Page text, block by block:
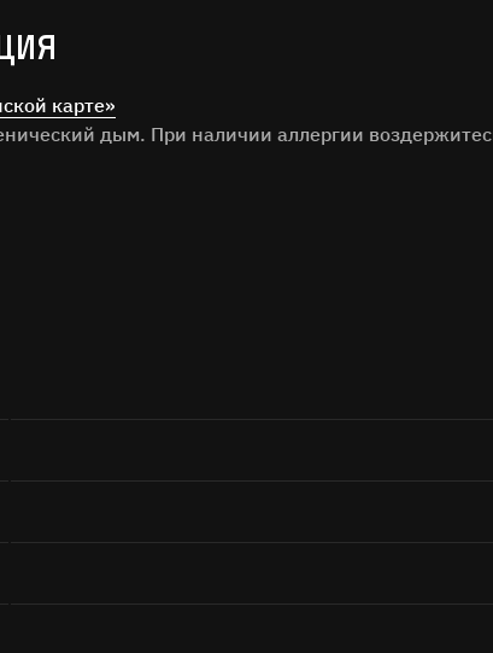
карте»
дым. При наличии аллергии